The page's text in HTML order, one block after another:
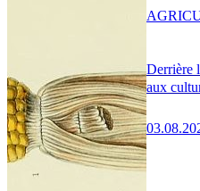
Derrière
aux